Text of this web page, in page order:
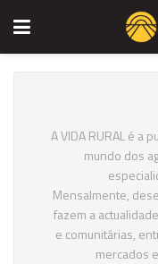
A VIDA RURAL é a
mundo dos
Mensalmente,
fazem a
e comunitárias,
mercados